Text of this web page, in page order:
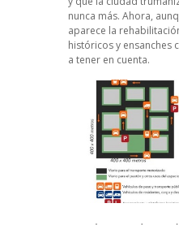
nunca más. Ahora,
aparece la
históricos y ensanches
a tener en cuenta.